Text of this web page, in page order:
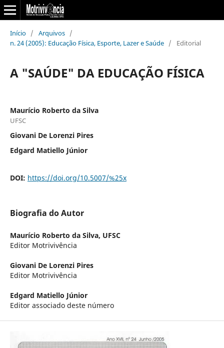
Início / Arquivos /
n. 24 (2005): Educação Física, Esporte, Lazer e Saúde / Editorial
A "SAÚDE" DA EDUCAÇÃO FÍSICA
Maurício Roberto da Silva
UFSC
Giovani De Lorenzi Pires
Edgard Matiello Júnior
DOI: https://doi.org/10.5007/%25x
Biografia do Autor
Maurício Roberto da Silva, UFSC
Editor Motrivivência
Giovani De Lorenzi Pires
Editor Motrivivência
Edgard Matiello Júnior
Editor associado deste número